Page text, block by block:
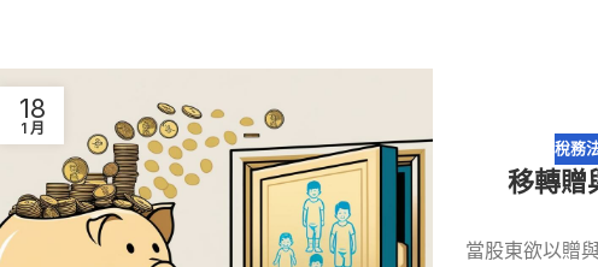
18
1 月
稅務
移轉贈
當股東欲以贈